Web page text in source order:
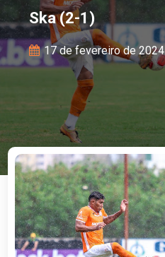
Ska (2-1)
17 de fevereiro de 2024